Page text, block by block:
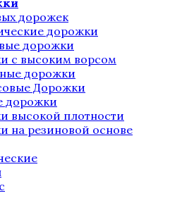
дорожек
дорожки
дорожки
с высоким ворсом
дорожки
Дорожки
дорожки
высокой плотности
на резиновой основе